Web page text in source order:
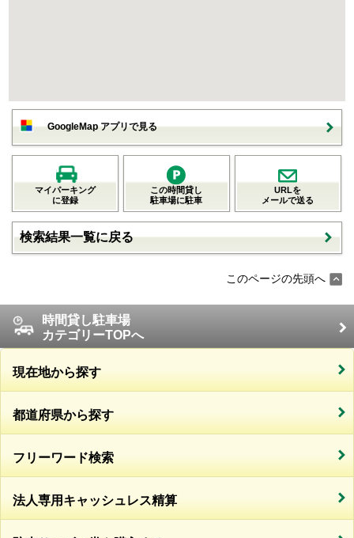
GoogleMap アプリで見る
マイパーキング
に登録
この時間貸し
駐車場に駐車
URLを
メールで送る
検索結果一覧に戻る
このページの先頭へ
時間貸し駐車場
カテゴリーTOPへ
現在地から探す
都道府県から探す
フリーワード検索
法人専用キャッシュレス精算